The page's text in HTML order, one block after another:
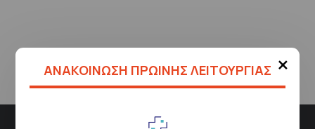
×
ΑΝΑΚΟΙΝΩΣΗ ΠΡΩΙΝΗΣ ΛΕΙΤΟΥΡΓΙΑΣ